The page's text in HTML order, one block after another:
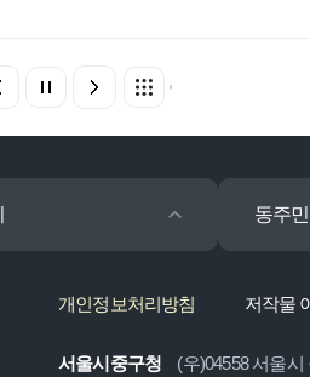
동주
개인정보처리방침 저작물
서울시중구청 (우)04558 서울